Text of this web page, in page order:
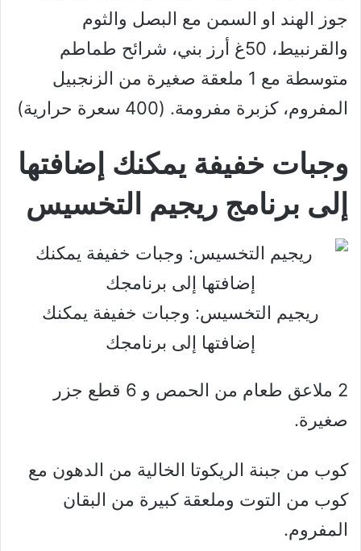
جوز الهند او السمن مع البصل والثوم
والقرنبيط، 50غ أرز بني، شرائح طماطم
متوسطة مع 1 ملعقة صغيرة من الزنجبيل
المفروم، كزبرة مفرومة. (400 سعرة حرارية)
وجبات خفيفة يمكنك إضافتها
إلى برنامج ريجيم التخسيس
ريجيم التخسيس: وجبات خفيفة يمكنك
إضافتها إلى برنامجك
2 ملاعق طعام من الحمص و 6 قطع جزر
صغيرة.
كوب من جبنة الريكوتا الخالية من الدهون مع
كوب من التوت وملعقة كبيرة من البقان
المفروم.